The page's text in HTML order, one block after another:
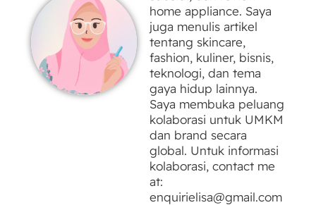
home appliance. Saya
juga menulis artikel
tentang skincare,
fashion, kuliner, bisnis,
teknologi, dan tema
gaya hidup lainnya.
Saya membuka peluang
kolaborasi untuk UMKM
dan brand secara
global. Untuk informasi
kolaborasi, contact me
at:
enquirielisa@gmail.com